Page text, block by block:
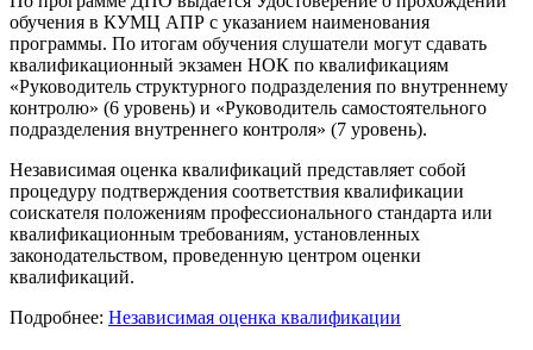
обучения в КУМЦ АПР с указанием наименования
программы. По итогам обучения слушатели могут сдавать
квалификационный экзамен НОК по квалификациям
«Руководитель структурного подразделения по внутреннему
контролю» (6 уровень) и «Руководитель самостоятельного
подразделения внутреннего контроля» (7 уровень).
Независимая оценка квалификаций представляет собой
процедуру подтверждения соответствия квалификации
соискателя положениям профессионального стандарта или
квалификационным требованиям, установленных
законодательством, проведенную центром оценки
квалификаций.
Подробнее: Независимая оценка квалификации